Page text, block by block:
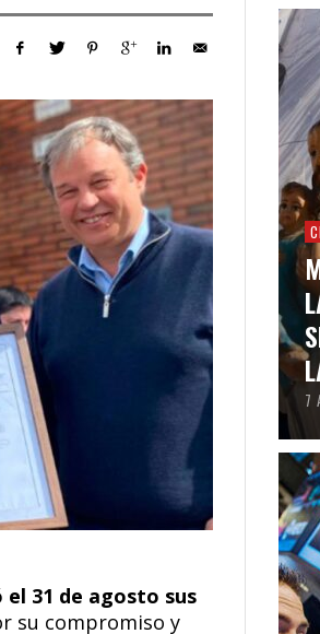
el 31 de agosto sus
su compromiso y
7